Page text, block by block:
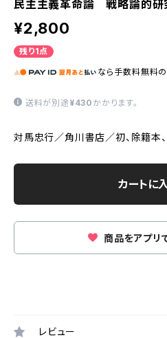
民主主義革命論 戦略論的研
¥2,800
残り1点
なら 手数料無料の
送料が別途 ¥430 かかります。
対馬忠行／角川書店／初、除籍本
カートに
商品をアプリ
レビュー